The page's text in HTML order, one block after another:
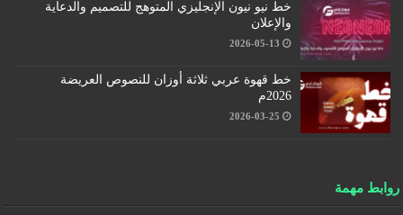
خط نيو نيون الإنجليزي المتوهج للتصميم والدعاية
والإعلان
2026-05-13
خط قهوة عربي ثلاثة أوزان للنصوص العريضة
2026م
2026-03-25
روابط مهمة